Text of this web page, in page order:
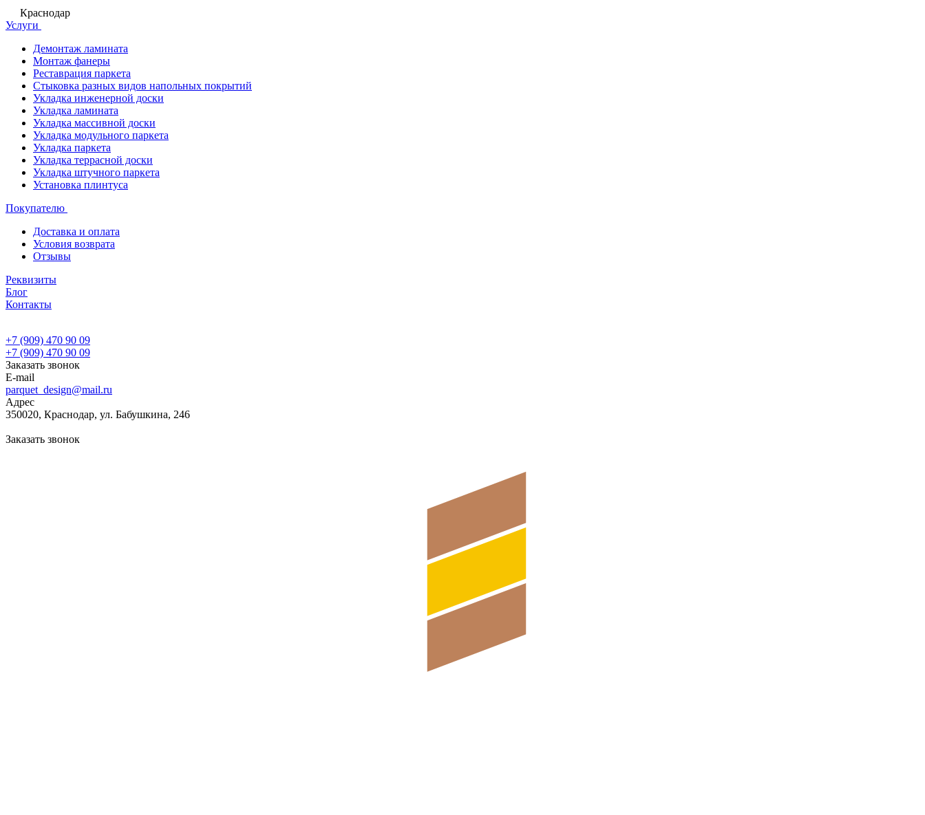
Краснодар
Услуги
Демонтаж ламината
Монтаж фанеры
Реставрация паркета
Стыковка разных видов напольных покрытий
Укладка инженерной доски
Укладка ламината
Укладка массивной доски
Укладка модульного паркета
Укладка паркета
Укладка террасной доски
Укладка штучного паркета
Установка плинтуса
Покупателю
Доставка и оплата
Условия возврата
Отзывы
Реквизиты
Блог
Контакты
+7 (909) 470 90 09
+7 (909) 470 90 09
Заказать звонок
E-mail
parquet_design@mail.ru
Адрес
350020, Краснодар, ул. Бабушкина, 246
Заказать звонок